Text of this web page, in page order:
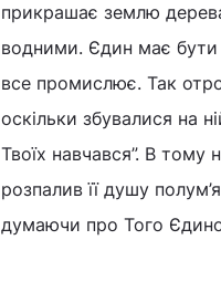
прикрашає землю
водними. Єдин має бути
все промислює. Так
оскільки збувалися на
Твоїх навчався”. В тому
розпалив її душу
думаючи про Того